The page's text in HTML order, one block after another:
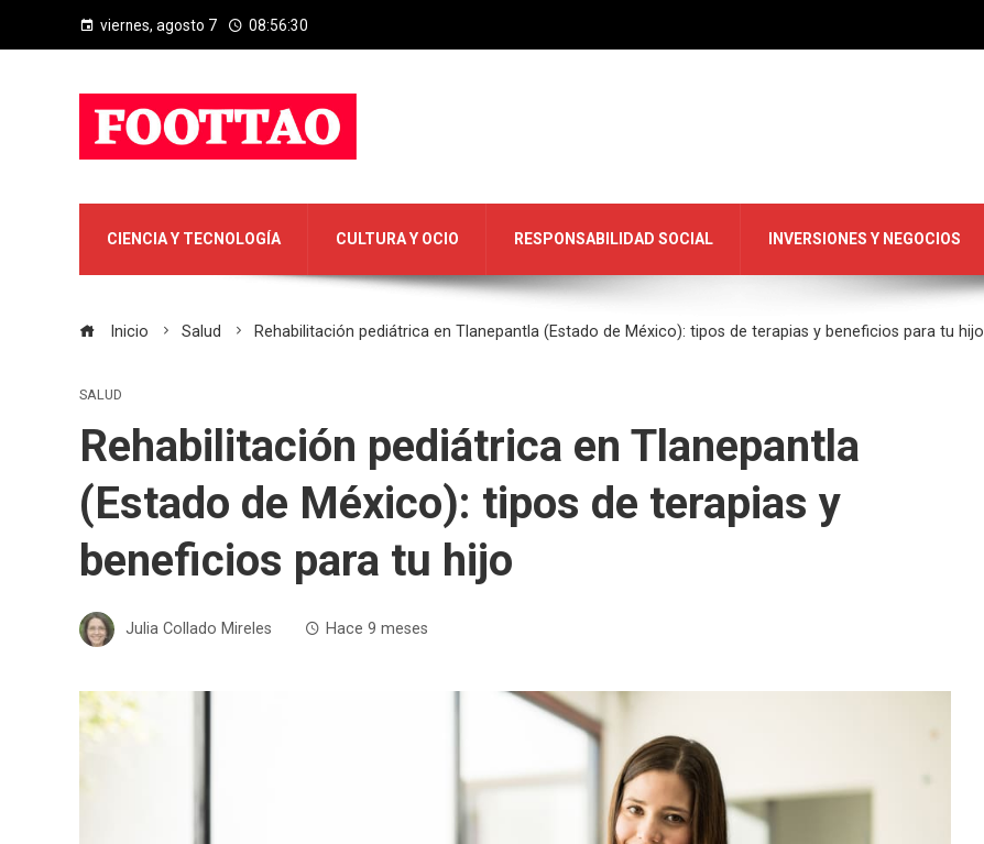
viernes, agosto 7 08:56:31
CIENCIA Y TECNOLOGÍA CULTURA Y OCIO RESPONSABILIDAD SOCIAL INVERSIONES Y NEGOCIOS
Inicio Salud Rehabilitación pediátrica en Tlanepantla (Estado de México): tipos de terapias y beneficios para tu hijo
SALUD
Rehabilitación pediátrica en Tlanepantla
(Estado de México): tipos de terapias y
beneficios para tu hijo
Julia Collado Mireles Hace 9 meses